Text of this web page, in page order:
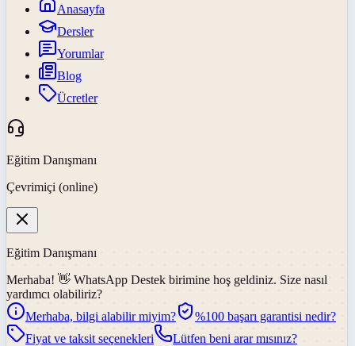
Anasayfa
Dersler
Yorumlar
Blog
Ücretler
Eğitim Danışmanı
Çevrimiçi (online)
Eğitim Danışmanı
Merhaba! 👋 WhatsApp Destek birimine hoş geldiniz. Size nasıl
yardımcı olabiliriz?
Merhaba, bilgi alabilir miyim?
%100 başarı garantisi nedir?
Fiyat ve taksit seçenekleri
Lütfen beni arar mısınız?